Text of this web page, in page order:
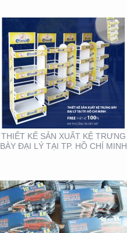
THIẾT KẾ SẢN XUẤT KỆ TRƯNG
BÀY ĐẠI LÝ TẠI TP. HỒ CHÍ MINH
THIẾT KẾ SẢN XUẤT TỜ
RƠI TOYOTA